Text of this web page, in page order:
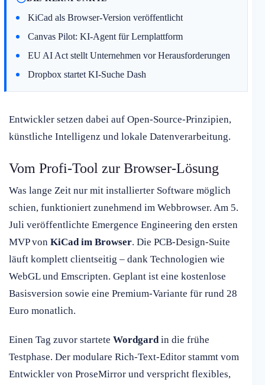
KiCad als Browser-Version veröffentlicht
Canvas Pilot: KI-Agent für Lernplattform
EU AI Act stellt Unternehmen vor Herausforderungen
Dropbox startet KI-Suche Dash
Entwickler setzen dabei auf Open-Source-Prinzipien,
künstliche Intelligenz und lokale Datenverarbeitung.
Vom Profi-Tool zur Browser-Lösung
Was lange Zeit nur mit installierter Software möglich
schien, funktioniert zunehmend im Webbrowser. Am 5.
Juli veröffentlichte Emergence Engineering den ersten
MVP von KiCad im Browser. Die PCB-Design-Suite
läuft komplett clientseitig – dank Technologien wie
WebGL und Emscripten. Geplant ist eine kostenlose
Basisversion sowie eine Premium-Variante für rund 28
Euro monatlich.
Einen Tag zuvor startete Wordgardin die frühe
Testphase. Der modulare Rich-Text-Editor stammt vom
Entwickler von ProseMirror und verspricht flexibles,